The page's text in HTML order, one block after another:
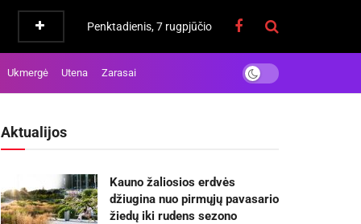
Penktadienis, 7 rugpjūčio
Ukmergė Utena Zarasai
Aktualijos
Kauno žaliosios erdvės
džiugina nuo pirmųjų pavasario
žiedų iki rudens sezono